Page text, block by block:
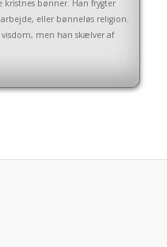
bønner. Han frygter
eller bønneløs religion.
visdom, men han skælver af